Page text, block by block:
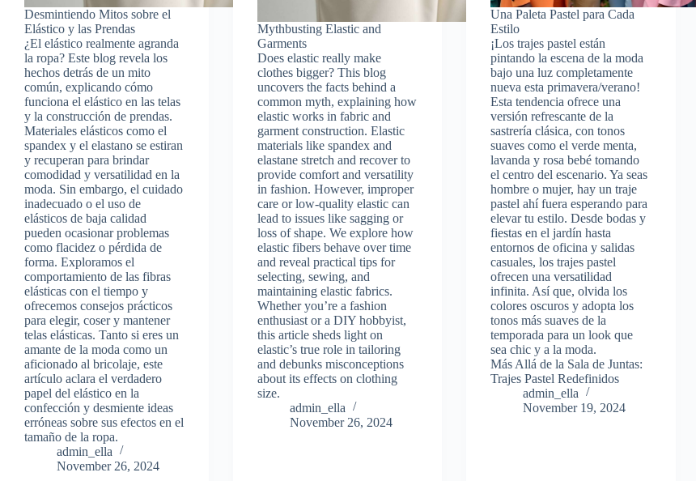
Desmintiendo Mitos sobre el
Elástico y las Prendas
¿El elástico realmente agranda
la ropa? Este blog revela los
hechos detrás de un mito
común, explicando cómo
funciona el elástico en las telas
y la construcción de prendas.
Materiales elásticos como el
spandex y el elastano se estiran
y recuperan para brindar
comodidad y versatilidad en la
moda. Sin embargo, el cuidado
inadecuado o el uso de
elásticos de baja calidad
pueden ocasionar problemas
como flacidez o pérdida de
forma. Exploramos el
comportamiento de las fibras
elásticas con el tiempo y
ofrecemos consejos prácticos
para elegir, coser y mantener
telas elásticas. Tanto si eres un
amante de la moda como un
aficionado al bricolaje, este
artículo aclara el verdadero
papel del elástico en la
confección y desmiente ideas
erróneas sobre sus efectos en el
tamaño de la ropa.
admin_ella
November 26, 2024
Mythbusting Elastic and
Garments
Does elastic really make
clothes bigger? This blog
uncovers the facts behind a
common myth, explaining how
elastic works in fabric and
garment construction. Elastic
materials like spandex and
elastane stretch and recover to
provide comfort and versatility
in fashion. However, improper
care or low-quality elastic can
lead to issues like sagging or
loss of shape. We explore how
elastic fibers behave over time
and reveal practical tips for
selecting, sewing, and
maintaining elastic fabrics.
Whether you’re a fashion
enthusiast or a DIY hobbyist,
this article sheds light on
elastic’s true role in tailoring
and debunks misconceptions
about its effects on clothing
size.
admin_ella
November 26, 2024
Una Paleta Pastel para Cada
Estilo
¡Los trajes pastel están
pintando la escena de la moda
bajo una luz completamente
nueva esta primavera/verano!
Esta tendencia ofrece una
versión refrescante de la
sastrería clásica, con tonos
suaves como el verde menta,
lavanda y rosa bebé tomando
el centro del escenario. Ya seas
hombre o mujer, hay un traje
pastel ahí fuera esperando para
elevar tu estilo. Desde bodas y
fiestas en el jardín hasta
entornos de oficina y salidas
casuales, los trajes pastel
ofrecen una versatilidad
infinita. Así que, olvida los
colores oscuros y adopta los
tonos más suaves de la
temporada para un look que
sea chic y a la moda.
Más Allá de la Sala de Juntas:
Trajes Pastel Redefinidos
admin_ella
November 19, 2024